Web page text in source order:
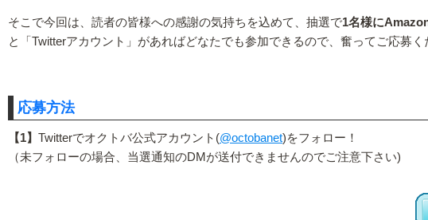
そこで今回は、読者の皆様への感謝の気持ちを込めて、抽選で1名様に
と「Twitterアカウント」があればどなたでも参加できるので、奮ってご応募く
応募方法
【1】 Twitterでオクトバ公式アカウント(@octobanet)をフォロー！
（未フォローの場合、当選通知のDMが送付できませんのでご注意下さい)